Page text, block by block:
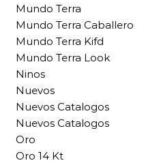
Mundo Terra
Mundo Terra Caballero
Mundo Terra Kifd
Mundo Terra Look
Ninos
Nuevos
Nuevos Catalogos
Nuevos Catalogos
Oro
Oro 14 Kt